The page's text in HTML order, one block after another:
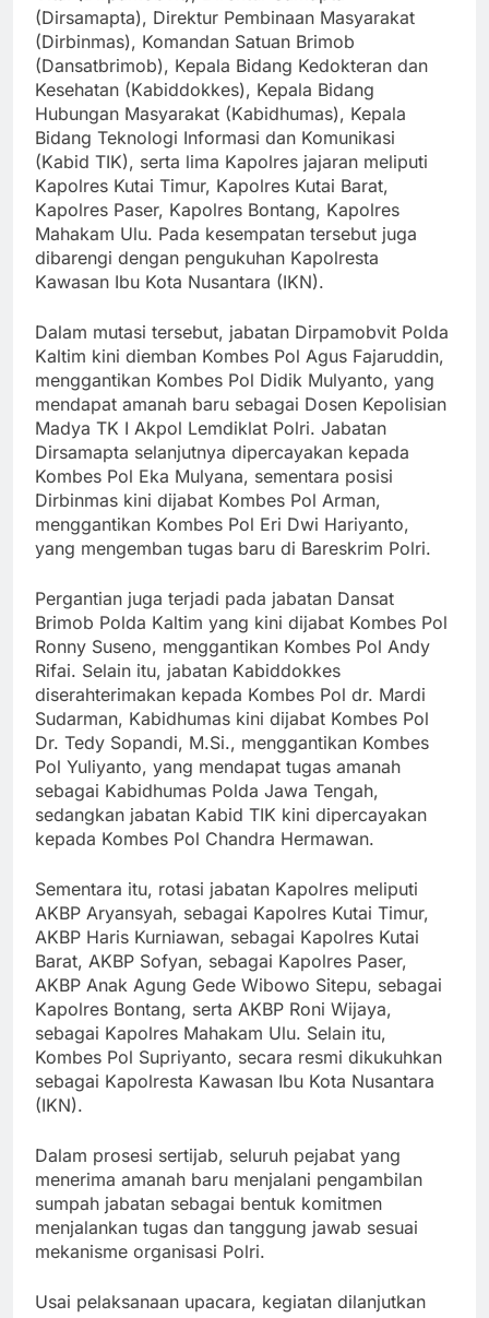
(Dirsamapta), Direktur Pembinaan Masyarakat
(Dirbinmas), Komandan Satuan Brimob
(Dansatbrimob), Kepala Bidang Kedokteran dan
Kesehatan (Kabiddokkes), Kepala Bidang
Hubungan Masyarakat (Kabidhumas), Kepala
Bidang Teknologi Informasi dan Komunikasi
(Kabid TIK), serta lima Kapolres jajaran meliputi
Kapolres Kutai Timur, Kapolres Kutai Barat,
Kapolres Paser, Kapolres Bontang, Kapolres
Mahakam Ulu. Pada kesempatan tersebut juga
dibarengi dengan pengukuhan Kapolresta
Kawasan Ibu Kota Nusantara (IKN).
Dalam mutasi tersebut, jabatan Dirpamobvit Polda
Kaltim kini diemban Kombes Pol Agus Fajaruddin,
menggantikan Kombes Pol Didik Mulyanto, yang
mendapat amanah baru sebagai Dosen Kepolisian
Madya TK I Akpol Lemdiklat Polri. Jabatan
Dirsamapta selanjutnya dipercayakan kepada
Kombes Pol Eka Mulyana, sementara posisi
Dirbinmas kini dijabat Kombes Pol Arman,
menggantikan Kombes Pol Eri Dwi Hariyanto,
yang mengemban tugas baru di Bareskrim Polri.
Pergantian juga terjadi pada jabatan Dansat
Brimob Polda Kaltim yang kini dijabat Kombes Pol
Ronny Suseno, menggantikan Kombes Pol Andy
Rifai. Selain itu, jabatan Kabiddokkes
diserahterimakan kepada Kombes Pol dr. Mardi
Sudarman, Kabidhumas kini dijabat Kombes Pol
Dr. Tedy Sopandi, M.Si., menggantikan Kombes
Pol Yuliyanto, yang mendapat tugas amanah
sebagai Kabidhumas Polda Jawa Tengah,
sedangkan jabatan Kabid TIK kini dipercayakan
kepada Kombes Pol Chandra Hermawan.
Sementara itu, rotasi jabatan Kapolres meliputi
AKBP Aryansyah, sebagai Kapolres Kutai Timur,
AKBP Haris Kurniawan, sebagai Kapolres Kutai
Barat, AKBP Sofyan, sebagai Kapolres Paser,
AKBP Anak Agung Gede Wibowo Sitepu, sebagai
Kapolres Bontang, serta AKBP Roni Wijaya,
sebagai Kapolres Mahakam Ulu. Selain itu,
Kombes Pol Supriyanto, secara resmi dikukuhkan
sebagai Kapolresta Kawasan Ibu Kota Nusantara
(IKN).
Dalam prosesi sertijab, seluruh pejabat yang
menerima amanah baru menjalani pengambilan
sumpah jabatan sebagai bentuk komitmen
menjalankan tugas dan tanggung jawab sesuai
mekanisme organisasi Polri.
Usai pelaksanaan upacara, kegiatan dilanjutkan